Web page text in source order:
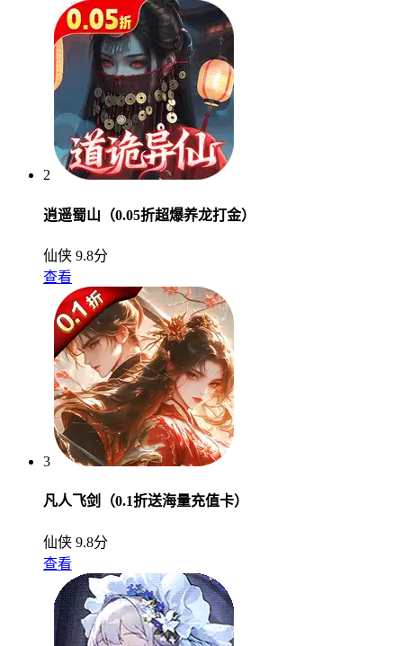
2
逍遥蜀山（0.05折超爆养龙打金）
仙侠 9.8分
查看
3
凡人飞剑（0.1折送海量充值卡）
仙侠 9.8分
查看